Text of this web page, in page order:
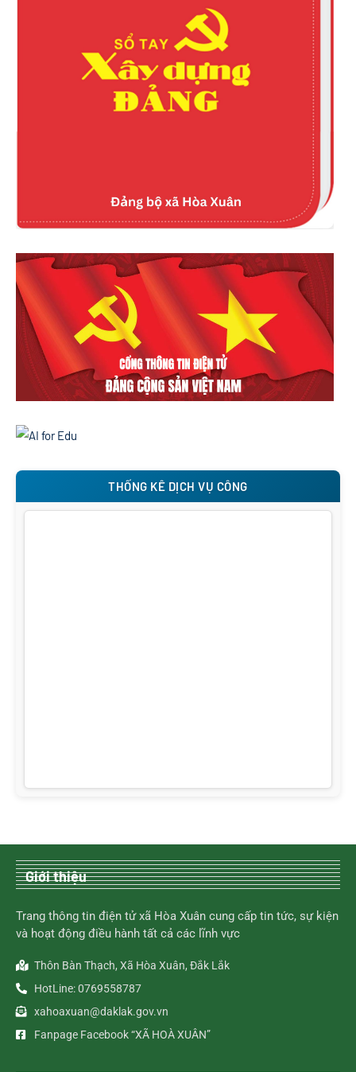
THỐNG KÊ DỊCH VỤ CÔNG
Giới thiệu
Trang thông tin điện tử xã Hòa Xuân cung cấp tin tức, sự kiện
và hoạt động điều hành tất cả các lĩnh vực
Thôn Bàn Thạch, Xã Hòa Xuân, Đắk Lắk
HotLine: 0769558787
xahoaxuan@daklak.gov.vn
Fanpage Facebook “XÃ HOÀ XUÂN”